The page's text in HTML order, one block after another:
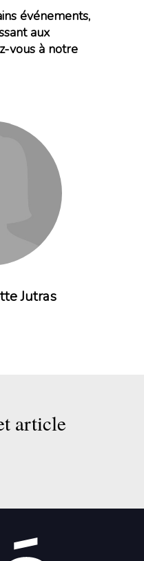
événements,
aux
vous à notre
Jutras
article